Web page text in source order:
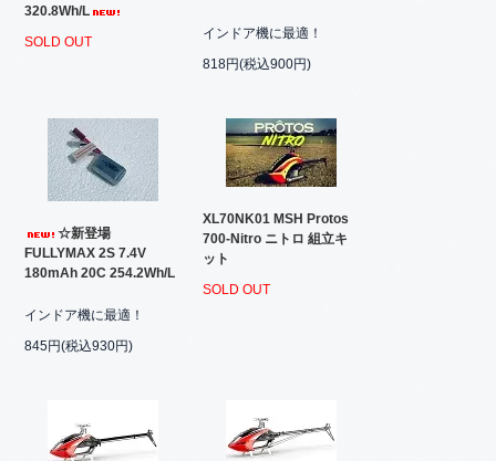
320.8Wh/L
SOLD OUT
インドア機に最適！
818円(税込900円)
☆新登場
FULLYMAX 2S 7.4V
180mAh 20C 254.2Wh/L
インドア機に最適！
845円(税込930円)
XL70NK01 MSH Protos
700-Nitro ニトロ 組立キ
ット
SOLD OUT